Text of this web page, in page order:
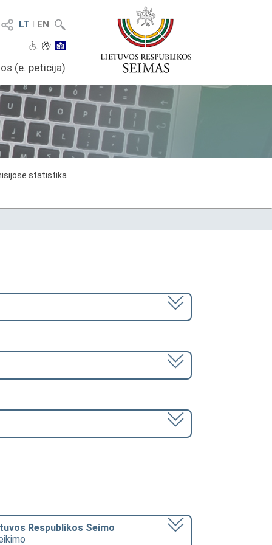
LT I EN
(e. peticija)
statistika
Respublikos Seimo